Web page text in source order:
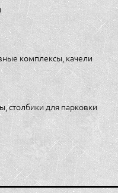
комплексы, качели
столбики для парковки